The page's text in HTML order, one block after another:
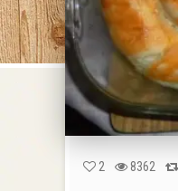
2 8362